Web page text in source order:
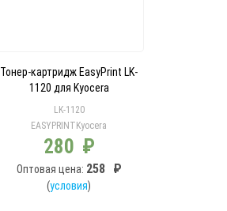
Тонер-картридж EasyPrint LK-
1120 для Kyocera
LK-1120
EASYPRINT Kyocera
280 ₽
Оптовая цена: 258 ₽
(условия)